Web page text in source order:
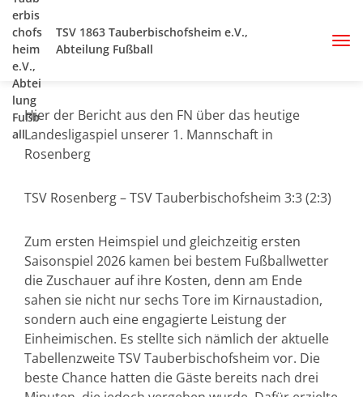
TSV 1863 Tauberbischofsheim e.V.,
Abteilung Fußball
Hier der Bericht aus den FN über das heutige
Landesligaspiel unserer 1. Mannschaft in
Rosenberg
TSV Rosenberg – TSV Tauberbischofsheim 3:3 (2:3)
Zum ersten Heimspiel und gleichzeitig ersten
Saisonspiel 2026 kamen bei bestem Fußballwetter
die Zuschauer auf ihre Kosten, denn am Ende
sahen sie nicht nur sechs Tore im Kirnaustadion,
sondern auch eine engagierte Leistung der
Einheimischen. Es stellte sich nämlich der aktuelle
Tabellenzweite TSV Tauberbischofsheim vor. Die
beste Chance hatten die Gäste bereits nach drei